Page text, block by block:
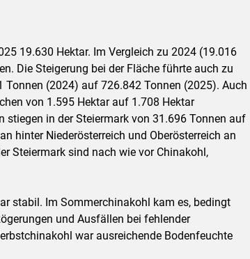
19.630 Hektar. Im Vergleich zu 2024 (19.016
Die Steigerung bei der Fläche führte auch zu
(2024) auf 726.842 Tonnen (2025). Auch
von 1.595 Hektar auf 1.708 Hektar
stiegen in der Steiermark von 31.696 Tonnen auf
hinter Niederösterreich und Oberösterreich an
Steiermark sind nach wie vor Chinakohl,
stabil. Im Sommerchinakohl kam es, bedingt
und Ausfällen bei fehlender
war ausreichende Bodenfeuchte